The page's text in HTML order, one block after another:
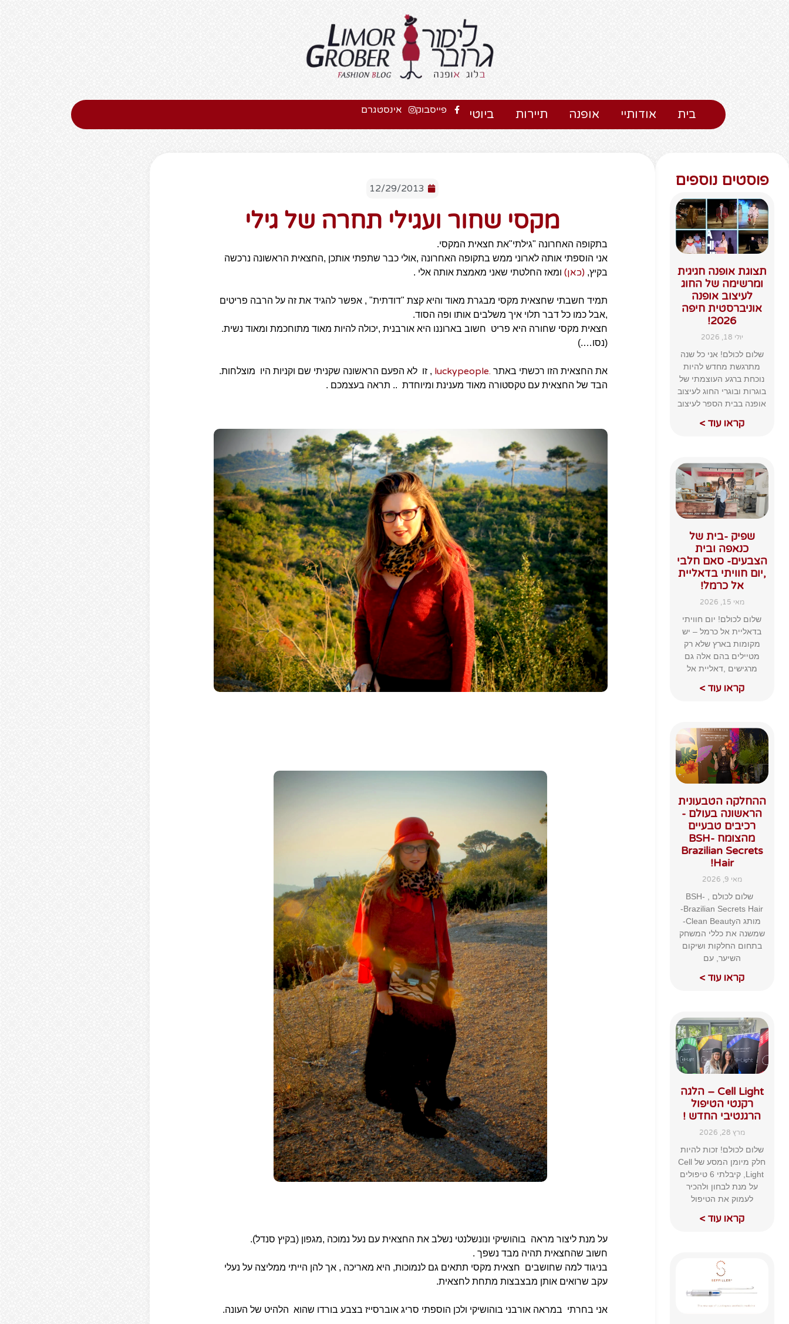
בית אודותיי אופנה תיירות ביוטי פייסבוק אינסטגרם
פוסטים נוספים
תצוגת אופנה חגיגית
ומרשימה של החוג
לעיצוב אופנה
אוניברסטית חיפה
2026!
יולי 18, 2026
שלום לכולם! אני כל שנה
מתרגשת מחדש להיות
נוכחת ברגע העוצמתי של
בוגרות ובוגרי החוג לעיצוב
אופנה בבית הספר לעיצוב
קראו עוד >
שפיק -בית של
כנאפה ובית
הצבעים- סאם חלבי
,יום חוויתי בדאליית
אל כרמל!
מאי 15, 2026
שלום לכולם! יום חוויתי
בדאליית אל כרמל – יש
מקומות בארץ שלא רק
מטיילים בהם אלה גם
מרגישים ,דאליית אל
קראו עוד >
ההחלקה הטבעונית
הראשונה בעולם -
רכיבים טבעיים
מהצומח BSH-
Brazilian Secrets
Hair!
מאי 9, 2026
שלום לכולם , BSH-
Brazilian Secrets Hair-
מותג הClean Beauty-
שמשנה את כללי המשחק
בתחום החלקות ושיקום
השיער, עם
קראו עוד >
Cell Light – הלגה
רקנטי הטיפול
הרגנטיבי החדש !
מרץ 28, 2026
שלום לכולם! זכות להיות
חלק מיומן המסע של Cell
Light, קיבלתי 6 טיפולים
על מנת לבחון ולהכיר
לעמוק את הטיפול
קראו עוד >
12/29/2013
מקסי שחור ועגילי תחרה של גילי
בתקופה האחרונה "גילתי"את חצאית המקסי.
אני הוספתי אותה לארוני ממש בתקופה האחרונה ,אולי כבר שתפתי אותכן ,החצאית הראשונה נרכשה
בקיץ,(כאן) ומאז החלטתי שאני מאמצת אותה אלי .
תמיד חשבתי שחצאית מקסי מבגרת מאוד והיא קצת "דודתית" , אפשר להגיד את זה על הרבה פריטים
,אבל כמו כל דבר תלוי איך משלבים אותו ופה הסוד.
חצאית מקסי שחורה היא פריט חשוב בארוננו היא אורבנית ,יכולה להיות מאוד מתוחכמת ומאוד נשית.
(נסו….)
את החצאית הזו רכשתי באתר .luckypeople
, זו לא הפעם הראשונה שקניתי שם וקניות היו מוצלחות.
הבד של החצאית עם טקסטורה מאוד מענינת ומיוחדת .. תראה בעצמכם .
על מנת ליצור מראה בוהושיקי ונונשלנטי נשלב את החצאית עם נעל נמוכה ,מגפון (בקיץ סנדל).
חשוב שהחצאית תהיה מבד נשפך .
בניגוד למה שחושבים חצאית מקסי תתאים גם לנמוכות, היא מאריכה , אך להן הייתי ממליצה על נעלי
עקב שרואים אותן מבצבצות מתחת לחצאית.
אני בחרתי במראה אורבני בוהושיקי ולכן הוספתי סריג אוברסייז בצבע בורדו שהוא הלהיט של העונה.